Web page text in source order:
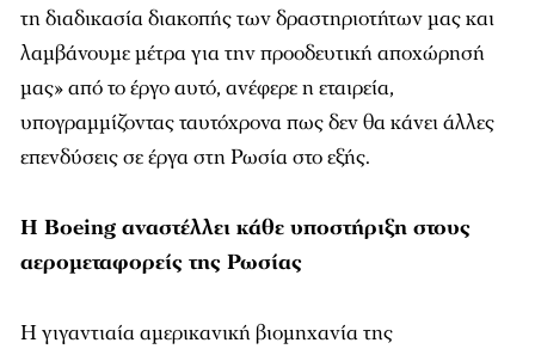
τη διαδικασία διακοπής των δραστηριοτήτων μας και
λαμβάνουμε μέτρα για την προοδευτική αποχώρησή
μας» από το έργο αυτό, ανέφερε η εταιρεία,
υπογραμμίζοντας ταυτόχρονα πως δεν θα κάνει άλλες
επενδύσεις σε έργα στη Ρωσία στο εξής.
Η Boeing αναστέλλει κάθε υποστήριξη στους
αερομεταφορείς της Ρωσίας
Η γιγαντιαία αμερικανική βιομηχανία της